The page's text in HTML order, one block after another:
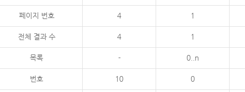
페이지 번호 4 1
전체 결과 수 4 1
목록 - 0..n
번호 10 0